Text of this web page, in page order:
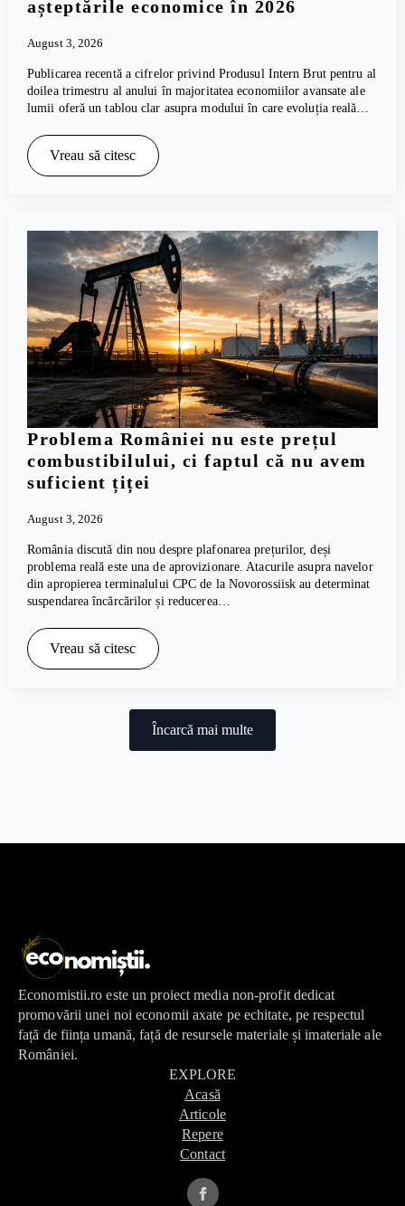
așteptările economice în 2026
August 3, 2026
Publicarea recentă a cifrelor privind Produsul Intern Brut pentru al
doilea trimestru al anului în majoritatea economiilor avansate ale
lumii oferă un tablou clar asupra modului în care evoluția reală…
Vreau să citesc
Problema României nu este prețul
combustibilului, ci faptul că nu avem
suficient țiței
August 3, 2026
România discută din nou despre plafonarea prețurilor, deși
problema reală este una de aprovizionare. Atacurile asupra navelor
din apropierea terminalului CPC de la Novorossiisk au determinat
suspendarea încărcărilor și reducerea…
Vreau să citesc
Încarcă mai multe
Economistii.ro este un proiect media non-profit dedicat
promovării unei noi economii axate pe echitate, pe respectul
față de ființa umană, față de resursele materiale și imateriale ale
României.
EXPLORE
Acasă
Articole
Repere
Contact